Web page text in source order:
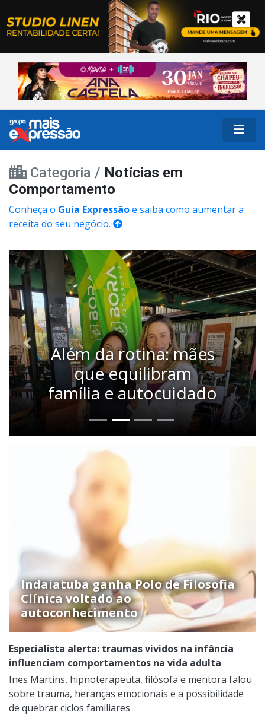
Categoria / Notícias em
Comportamento
Conheça o Guia Expressãoe saiba como aumentar a
receita do seu negócio.
Além da rotina: mães
que equilibram
família e autocuidado
Anterior
Indaiatuba ganha Polo de Filosofia
Clínica voltado ao
autoconhecimento
Especialista alerta: traumas vividos na infância
influenciam comportamentos na vida adulta
Ines Martins, hipnoterapeuta, filósofa e mentora falou
sobre trauma, heranças emocionais e a possibilidade
de quebrar ciclos familiares